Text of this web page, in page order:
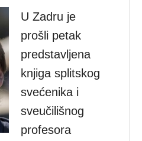
U Zadru je
prošli petak
predstavljena
knjiga splitskog
svećenika i
sveučilišnog
profesora